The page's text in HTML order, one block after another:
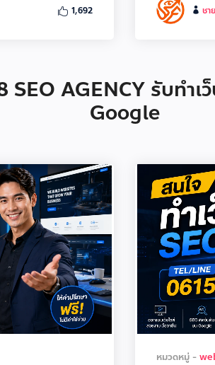
1,692 ชา
SEO AGENCY รับทำ
Google
หมวดหมู่ -